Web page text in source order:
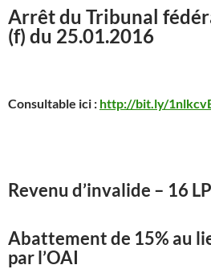
Arrêt du Tribunal
(f) du 25.01.2016
Consultable ici : http://bit.ly/
Revenu d’invalide – 16
Abattement de 15% au
par l’OAI